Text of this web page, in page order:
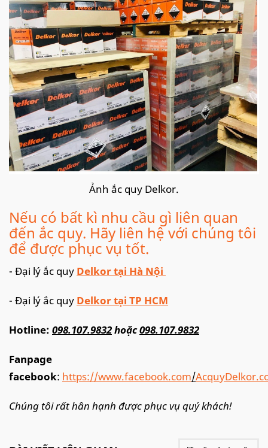
Ảnh ắc quy Delkor.
Nếu có bất kì nhu cầu gì liên quan
đến ắc quy. Hãy liên hệ với chúng tôi
để được phục vụ tốt.
- Đại lý ắc quy Delkor tại Hà Nội
- Đại lý ắc quy Delkor tại TP HCM
Hotline: 098.107.9832hoặc098.107.9832
Fanpage
facebook: https://www.facebook.com/
Chúng tôi rất hân hạnh được phục vụ quý khách!